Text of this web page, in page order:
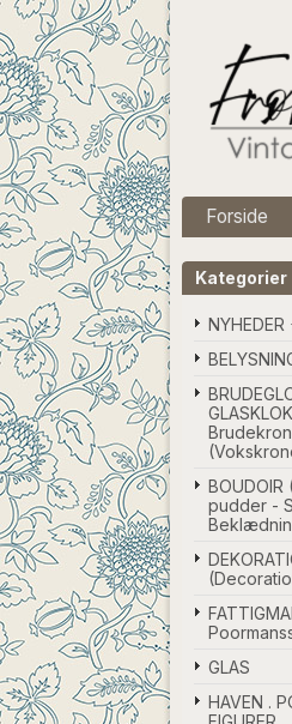
Forside
Kategorier
NYHEDER
BOUDOIR
pudder -
GLAS
HAVEN .